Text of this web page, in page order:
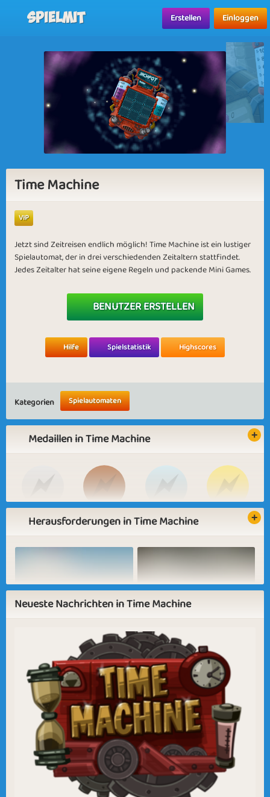
Spielmit Erstellen Einloggen
Time Machine
VIP
Jetzt sind Zeitreisen endlich möglich! Time Machine ist ein lustiger
Spielautomat, der in drei verschiedenden Zeitaltern stattfindet.
Jedes Zeitalter hat seine eigene Regeln und packende Mini Games.
BENUTZER ERSTELLEN
Hilfe Spielstatistik Highscores
Kategorien Spielautomaten
Medaillen in Time Machine
Expert
Herausforderungen in Time Machine
Hey June Heavenly Spot
Winter Landscape Year 2026
Falling in Love Summer Delight
Neueste Nachrichten in Time Machine